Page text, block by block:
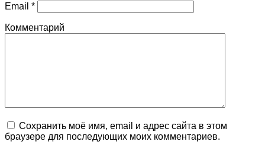
Email *
Комментарий
Сохранить моё имя, email и адрес сайта в этом
браузере для последующих моих комментариев.